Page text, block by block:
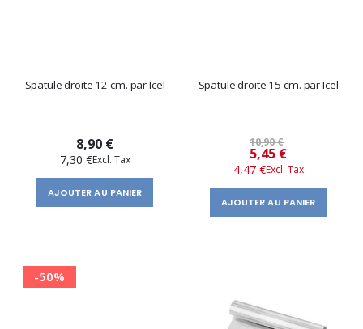
Spatule droite 12 cm. par Icel
8,90 €
7,30 €
AJOUTER AU PANIER
Spatule droite 15 cm. par Icel
10,90 €
Prix
​​
spécial
5,45 €
4,47 €
AJOUTER AU PANIER
-50%